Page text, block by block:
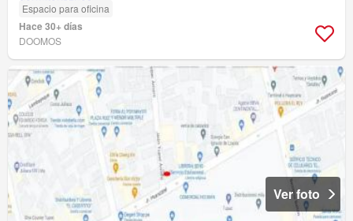
Espacio para oficina
Hace 30+ días
DOOMOS
Ver foto